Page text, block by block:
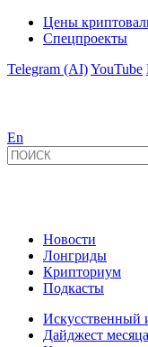
Цены
Спецпроекты
Telegram (AI)YouTube
En
Новости
Лонгриды
Крипториум
Подкасты
Искусственный
Дайджест месяца